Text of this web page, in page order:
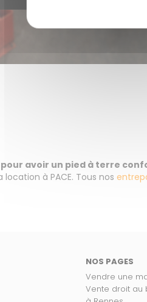
pour avoir un pied à terre
location à PACE. Tous nos
NOS PAGES
Vendre une
Vente droit au